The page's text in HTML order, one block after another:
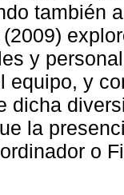
también
y
equipo, y
dicha
la
o